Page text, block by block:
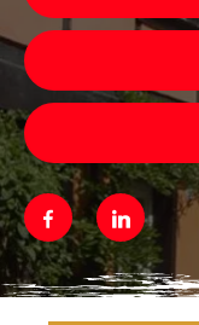
FacebookLinkedin